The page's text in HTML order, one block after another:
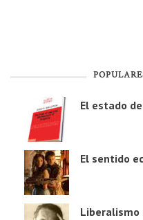
El estado
El sentido
Liberalismo